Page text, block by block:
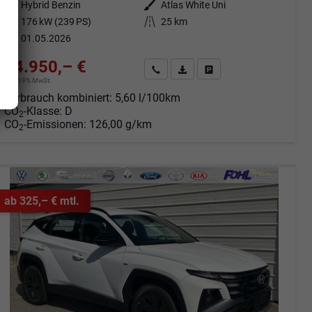
Hybrid Benzin Außenfarbe Atlas White Uni
176 kW (239 PS) Kilometerstand 25 km
01.05.2026
34.950,– €
incl. 19% MwSt.
Angebot anfordern
Fahrzeugexpose (PDF)
Fahrzeug parken
Verbrauch kombiniert: 5,60 l/100km
CO2-Klasse: D
CO2-Emissionen: 126,00 g/km
ab 325,– € mtl.